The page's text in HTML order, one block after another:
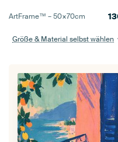
ArtFrame™ –50×70cm
Größe & Material selbst wählen